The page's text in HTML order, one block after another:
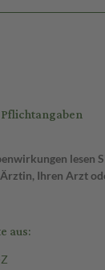
lesen
Ihren Arzt
aus: